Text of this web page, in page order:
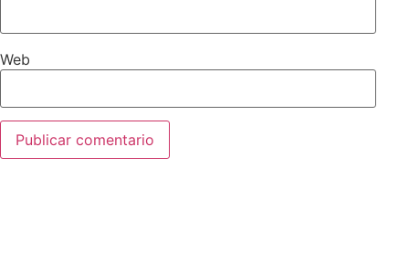
Web